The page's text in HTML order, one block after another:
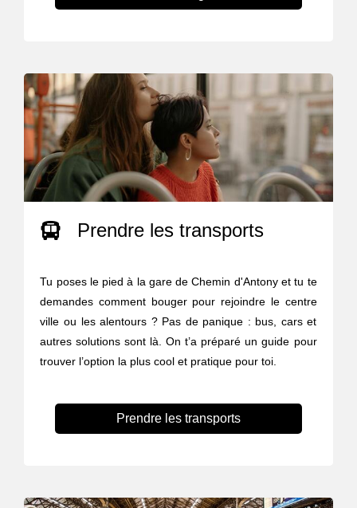
Prendre les transports
Tu poses le pied à la gare de Chemin d'Antony et tu te
demandes comment bouger pour rejoindre le centre
ville ou les alentours ? Pas de panique : bus, cars et
autres solutions sont là. On t’a préparé un guide pour
trouver l’option la plus cool et pratique pour toi.
Prendre les transports